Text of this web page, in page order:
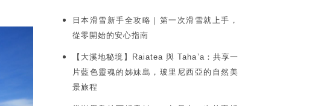
日本滑雪新手全攻略｜第一次滑雪就上手，
從零開始的安心指南
【大溪地秘境】Raiatea 與 Taha’a：共享一
片藍色靈魂的姊妹島，玻里尼西亞的自然美
景旅程